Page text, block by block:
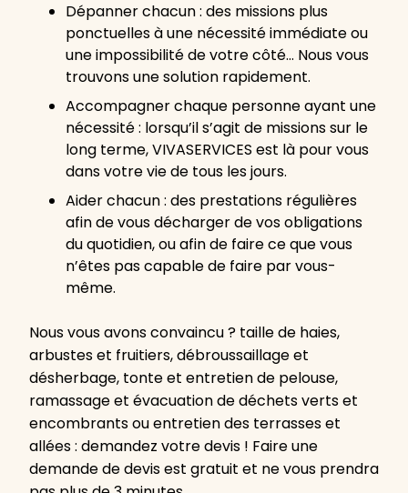
Dépanner chacun : des missions plus
ponctuelles à une nécessité immédiate ou
une impossibilité de votre côté… Nous vous
trouvons une solution rapidement.
Accompagner chaque personne ayant une
nécessité : lorsqu’il s’agit de missions sur le
long terme, VIVASERVICES est là pour vous
dans votre vie de tous les jours.
Aider chacun : des prestations régulières
afin de vous décharger de vos obligations
du quotidien, ou afin de faire ce que vous
n’êtes pas capable de faire par vous-
même.
Nous vous avons convaincu ? taille de haies,
arbustes et fruitiers, débroussaillage et
désherbage, tonte et entretien de pelouse,
ramassage et évacuation de déchets verts et
encombrants ou entretien des terrasses et
allées : demandez votre devis ! Faire une
demande de devis est gratuit et ne vous prendra